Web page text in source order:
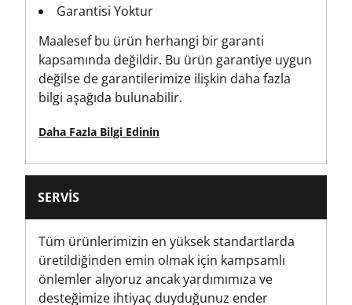
40
Ürün Uzunluğu [mm]
330
1
Ürün Ağırlığı [Kg]
0.2
Garantisi Yoktur
Maalesef bu ürün herhangi bir garanti
kapsamında değildir. Bu ürün garantiye uygun
değilse de garantilerimize ilişkin daha fazla
bilgi aşağıda bulunabilir.
Daha Fazla Bilgi Edinin
SERVIS
Tüm ürünlerimizin en yüksek standartlarda
üretildiğinden emin olmak için kampsamlı
önlemler alıyoruz ancak yardımımıza ve
desteğimize ihtiyaç duyduğunuz ender